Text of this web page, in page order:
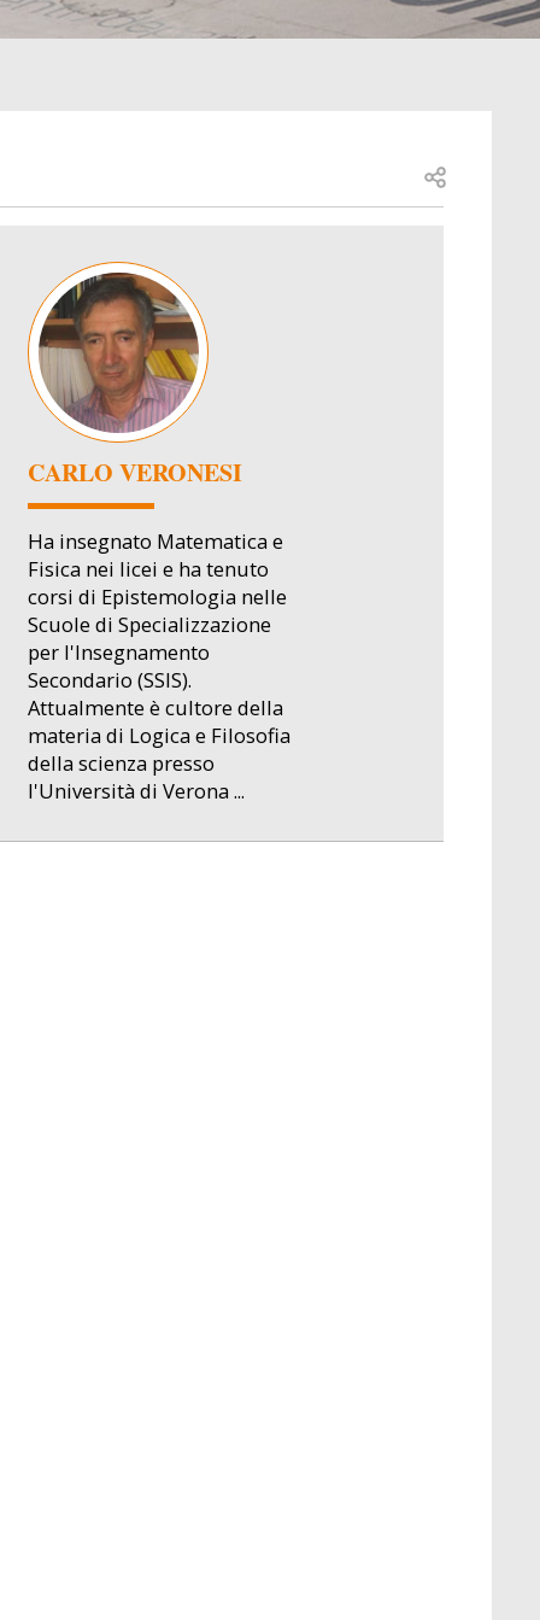
Open share
Image
CARLO VERONESI
Ha insegnato Matematica e
Fisica nei licei e ha tenuto
corsi di Epistemologia nelle
Scuole di Specializzazione
per l'Insegnamento
Secondario (SSIS).
Attualmente è cultore della
materia di Logica e Filosofia
della scienza presso
l'Università di Verona ...